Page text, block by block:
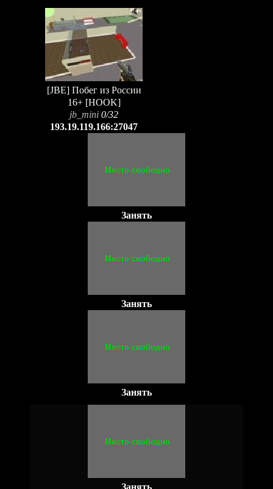
[JBE] Побег из России
16+ [HOOK]
jb_mini 0/32
193.19.119.166:27047
Занять
Занять
Занять
Занять